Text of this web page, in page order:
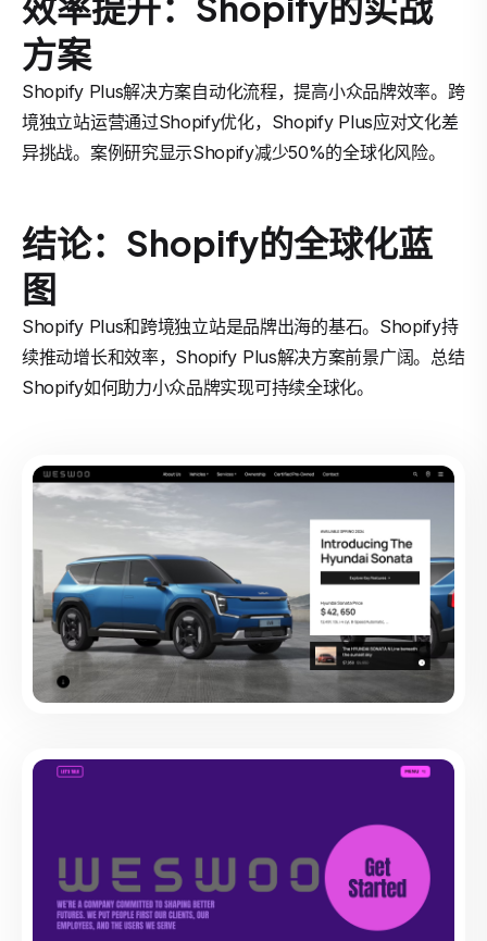
方案
Shopify Plus解决方案自动化流程，提高小众品牌效率。跨
境独立站运营通过Shopify优化，Shopify Plus应对文化差
异挑战。案例研究显示Shopify减少50%的全球化风险。
结论：Shopify的全球化蓝
图
Shopify Plus和跨境独立站是品牌出海的基石。Shopify持
续推动增长和效率，Shopify Plus解决方案前景广阔。总结
Shopify如何助力小众品牌实现可持续全球化。